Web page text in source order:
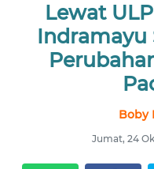
Lewat
Indramayu
Boby
Jumat, 24
UTAMA
NUSANTARA